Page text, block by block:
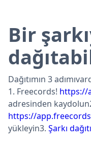
Bir
Dağıtımın 3
1. Freecords! https://
adresinden
https://
yükleyin3. Şarkı